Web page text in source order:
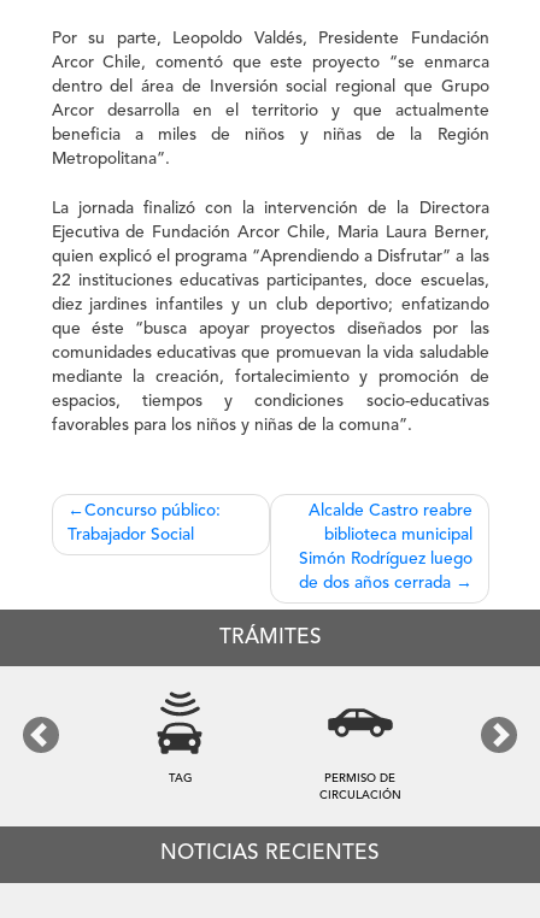
Por su parte, Leopoldo Valdés, Presidente Fundación
Arcor Chile, comentó que este proyecto “se enmarca
dentro del área de Inversión social regional que Grupo
Arcor desarrolla en el territorio y que actualmente
beneficia a miles de niños y niñas de la Región
Metropolitana”.
La jornada finalizó con la intervención de la Directora
Ejecutiva de Fundación Arcor Chile, Maria Laura Berner,
quien explicó el programa “Aprendiendo a Disfrutar” a las
22 instituciones educativas participantes, doce escuelas,
diez jardines infantiles y un club deportivo; enfatizando
que éste “busca apoyar proyectos diseñados por las
comunidades educativas que promuevan la vida saludable
mediante la creación, fortalecimiento y promoción de
espacios, tiempos y condiciones socio-educativas
favorables para los niños y niñas de la comuna”.
Navegación
de
Concurso público:
Trabajador Social
Alcalde Castro reabre
biblioteca municipal
Simón Rodríguez luego
de dos años cerrada
TRÁMITES
TAG
PERMISO DE
CIRCULACIÓN
Previous Next
NOTICIAS RECIENTES